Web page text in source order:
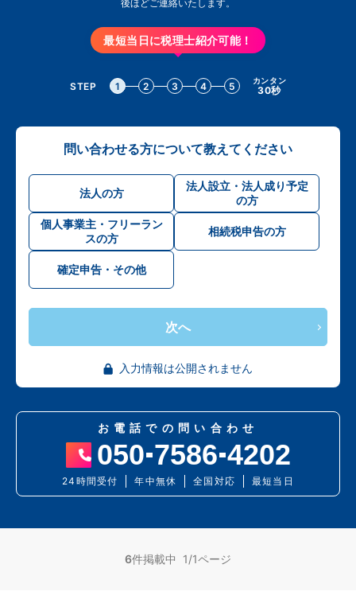
後ほどご連絡いたします。
最短当日に税理士紹介可能！
STEP 1 2 3 4 5 カンタン
30秒
問い合わせる方について教えてください
法人の方
法人設立・法人成り予定
の方
個人事業主・フリーラン
スの方
相続税申告の方
確定申告・その他
次へ
入力情報は公開されません
お電話での問い合わせ
050 7586 4202
24時間受付 年中無休 全国対応 最短当日
6件掲載中 1/1ページ